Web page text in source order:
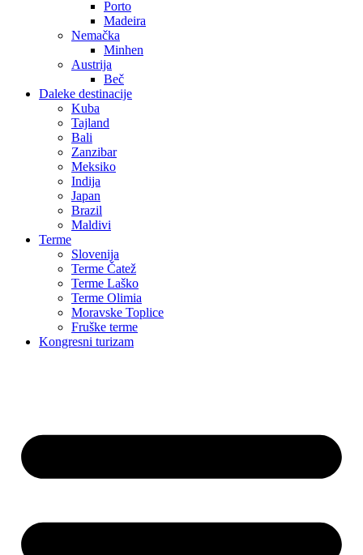
Porto
Madeira
Nemačka
Minhen
Austrija
Beč
Daleke destinacije
Kuba
Tajland
Bali
Zanzibar
Meksiko
Indija
Japan
Brazil
Maldivi
Terme
Slovenija
Terme Čatež
Terme Laško
Terme Olimia
Moravske Toplice
Fruške terme
Kongresni turizam